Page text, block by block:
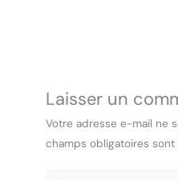
Laisser un
Votre adresse e-mail ne
champs obligatoires